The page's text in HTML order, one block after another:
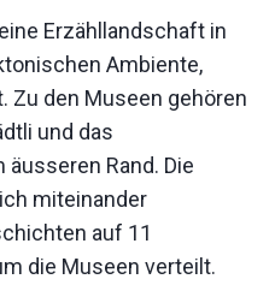
Erzähllandschaft in
Ambiente,
Zu den Museen gehören
und das
Rand. Die
miteinander
auf 11
die Museen verteilt.